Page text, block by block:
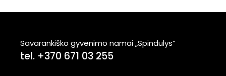
Savarankiško gyvenimo namai „Spindulys“
tel. +370 671 03 255